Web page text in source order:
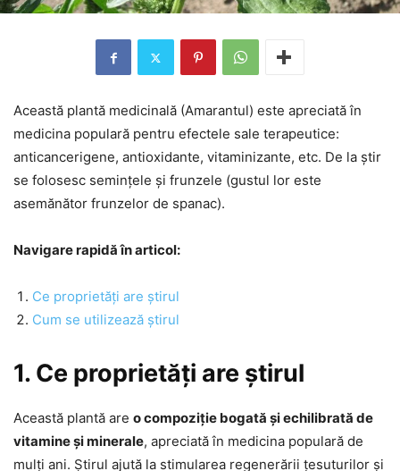
Această plantă medicinală (Amarantul) este apreciată în
medicina populară pentru efectele sale terapeutice:
anticancerigene, antioxidante, vitaminizante, etc. De la știr
se folosesc semințele și frunzele (gustul lor este
asemănător frunzelor de spanac).
Navigare rapidă în articol:
Ce proprietăți are știrul
Cum se utilizează știrul
1. Ce proprietăți are știrul
Această plantă are o compoziție bogată și echilibrată de
vitamine și minerale, apreciată în medicina populară de
mulți ani. Știrul ajută la stimularea regenerării țesuturilor și